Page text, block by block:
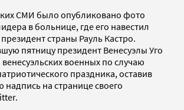
СМИ было опубликовано фото
в больнице, где его навестил
страны Рауль Кастро.
пятницу президент Венесуэлы Уго
военных по случаю
праздника, оставив
надпись на странице своего